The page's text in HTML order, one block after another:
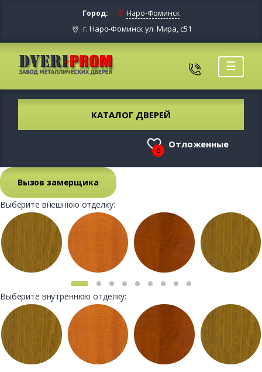
Город: Наро-Фоминск
г. Наро-Фоминск ул. Мира, с51
☰
КАТАЛОГ ДВЕРЕЙ
0
Отложенные
Вызов замерщика
Выберите внешнюю отделку:
Выберите внутреннюю отделку: